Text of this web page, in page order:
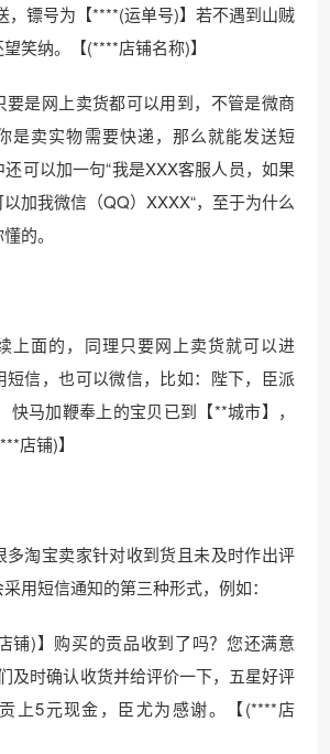
，镖号为【****(运单号)】若不遇到山贼
笑纳。【(****店铺名称)】
要是网上卖货都可以用到，不管是微商
是卖实物需要快递，那么就能发送短
可以加一句“我是XXX客服人员，如果
加我微信（QQ）XXXX“，至于为什么
的。
上面的，同理只要网上卖货就可以进
短信，也可以微信，比如：陛下，臣派
快马加鞭奉上的宝贝已到【**城市】，
店铺)】
多淘宝卖家针对收到货且未及时作出评
用短信通知的第三种形式，例如：
铺)】购买的贡品收到了吗？您还满意
及时确认收货并给评价一下，五星好评
上5元现金，臣尤为感谢。【(****店